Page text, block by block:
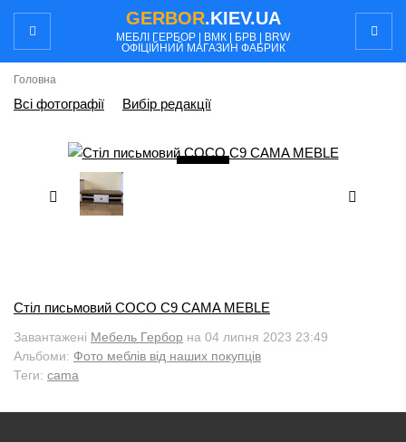
GERBOR.KIEV.UA
МЕБЛI ГЕРБОР | ВМК | БРВ | BRW
ОФІЦІЙНИЙ МАГАЗИН ФАБРИК
Головна
Всі фотографії Вибір редакції
Стіл письмовий COCO C9 CAMA MEBLE
Завантажені Мебель Гербор на 04 липня 2023 23:49
Альбоми: Фото меблів від наших покупців
Теги: cama